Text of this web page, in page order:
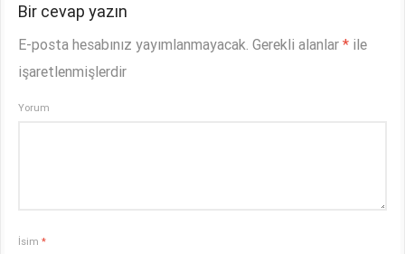
Bir cevap yazın
E-posta hesabınız yayımlanmayacak. Gerekli alanlar* ile
işaretlenmişlerdir
Yorum
İsim*